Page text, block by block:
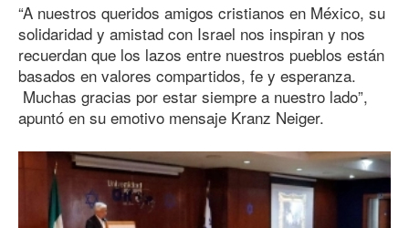
“A nuestros queridos amigos cristianos en México, su
solidaridad y amistad con Israel nos inspiran y nos
recuerdan que los lazos entre nuestros pueblos están
basados en valores compartidos, fe y esperanza.
Muchas gracias por estar siempre a nuestro lado”,
apuntó en su emotivo mensaje Kranz Neiger.